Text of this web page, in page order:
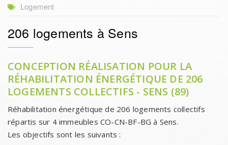
Logement
206 logements à Sens
CONCEPTION RÉALISATION POUR LA
RÉHABILITATION ÉNERGÉTIQUE DE 206
LOGEMENTS COLLECTIFS - SENS (89)
Réhabilitation énergétique de 206 logements collectifs
répartis sur 4 immeubles CO-CN-BF-BG à Sens.
Les objectifs sont les suivants :